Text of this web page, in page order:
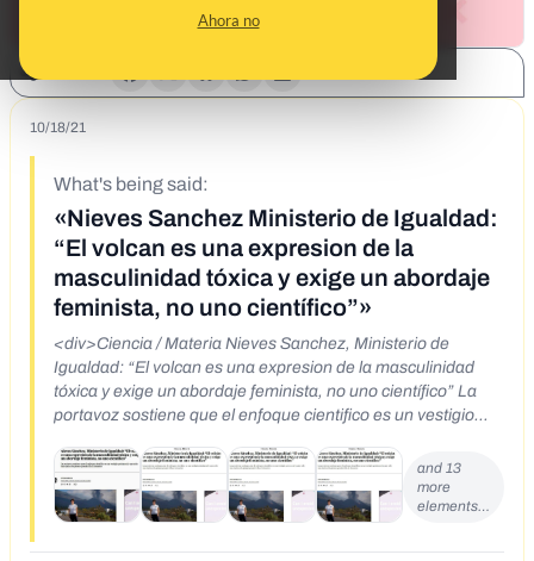
Ahora no
10/18/21
What's being said:
«Nieves Sanchez Ministerio de Igualdad:
“El volcan es una expresion de la
masculinidad tóxica y exige un abordaje
feminista, no uno científico”»
<div>Ciencia / Materia Nieves Sanchez, Ministerio de
Igualdad: “El volcan es una expresion de la masculinidad
tóxica y exige un abordaje feminista, no uno científico” La
portavoz sostiene que el enfoque cientifico es un vestigio
desastre&nbsp;</div>
and 13
more
elements…